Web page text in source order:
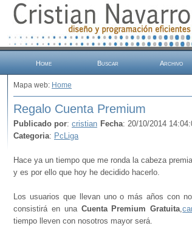
Home Buscar Archivo
Mapa web: Home
Regalo Cuenta Premium
Publicado por: cristian Fecha: 20/10/2014
Categoria: PcLiga
Hace ya un tiempo que me ronda la cabeza
y es por ello que hoy he decidido hacerlo.
Los usuarios que llevan uno o más años con
consistirá en una Cuenta Premium Gratuita,
tiempo lleven con nosotros mayor será.